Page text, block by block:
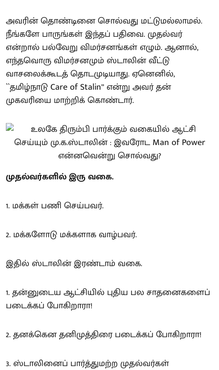
அவரின் தொண்டினை சொல்வது மட்டுமல்லாமல்.
நீங்களே பாருங்கள் இந்தப் பதிவை. முதல்வர்
என்றால் பல்வேறு விமர்சனங்கள் எழும். ஆனால்,
எந்தவொரு விமர்சனமும் ஸ்டாலின் வீட்டு
வாசலைக்கூடத் தொடமுடியாது. ஏனெனில்,
``தமிழ்நாடு Care of Stalin’’ என்று அவர் தன்
முகவரியை மாற்றிக் கொண்டார்.
முதல்வர்களில் இரு வகை.
1. மக்கள் பணி செய்பவர்.
2. மக்களோடு மக்களாக வாழ்பவர்.
இதில் ஸ்டாலின் இரண்டாம் வகை.
1. தன்னுடைய ஆட்சியில் புதிய பல சாதனைகளைப்
படைக்கப் போகிறாரா!
2. தனக்கென தனிமுத்திரை படைக்கப் போகிறாரா!
3. ஸ்டாலினைப் பார்த்துமற்ற முதல்வர்கள்